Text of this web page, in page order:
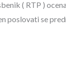
( RTP )
se